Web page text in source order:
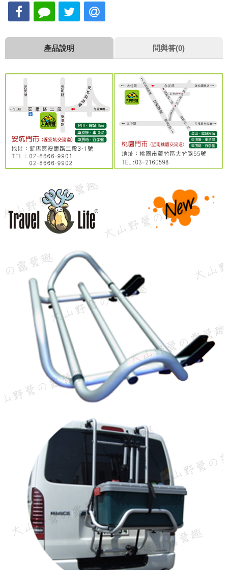
產品說明 問與答(0)